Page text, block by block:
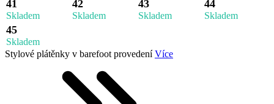
41
Skladem
42
Skladem
43
Skladem
44
Skladem
45
Skladem
Stylové plátěnky v barefoot provedeníVíce